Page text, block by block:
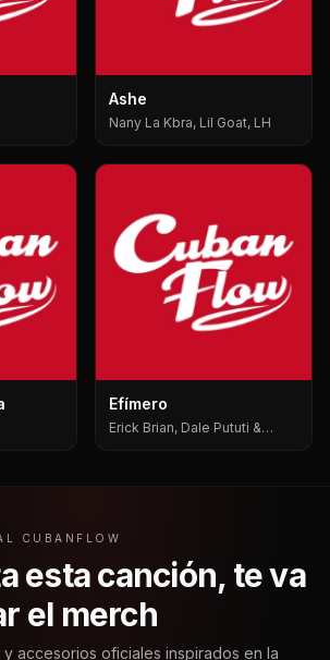
Ashe
Nany La Kbra, Lil Goat, LH
Efímero
Erick Brian, Dale Pututi &
CUBANFLOW
esta canción, te va
el merch
y accesorios oficiales inspirados en la